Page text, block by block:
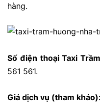
hàng.
Số điện thoại Taxi
561 561.
Giá dịch vụ (tham khảo):